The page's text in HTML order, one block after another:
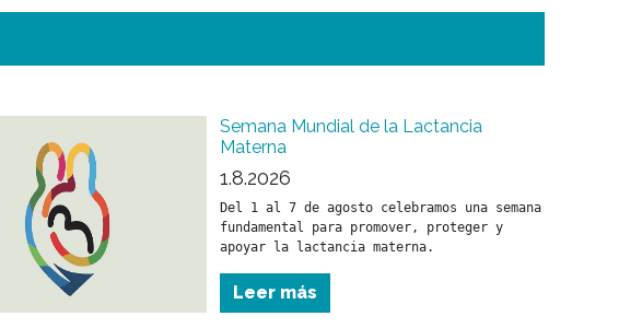
Semana Mundial de la Lactancia
Materna
1.8.2026
Del 1 al 7 de agosto celebramos una semana
fundamental para promover, proteger y
apoyar la lactancia materna.
Leer más